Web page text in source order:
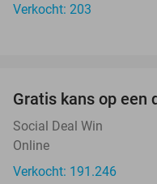
Verkocht: 203
Gratis kans op een
Social Deal Win
Online
Verkocht: 191.246